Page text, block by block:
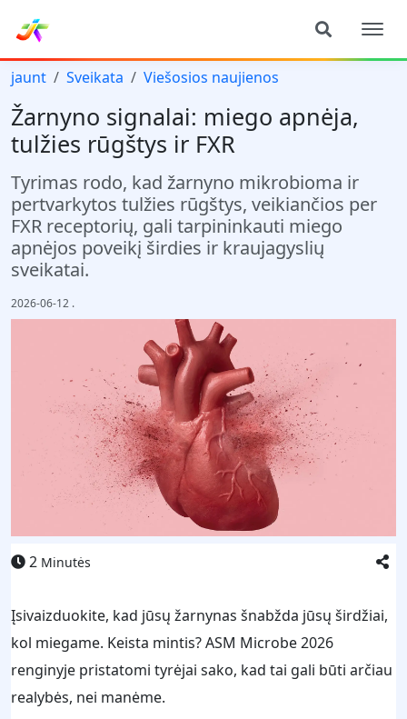
jaunt Sveikata Viešosios naujienos
Žarnyno signalai: miego apnėja,
tulžies rūgštys ir FXR
Tyrimas rodo, kad žarnyno mikrobioma ir
pertvarkytos tulžies rūgštys, veikiančios per
FXR receptorių, gali tarpininkauti miego
apnėjos poveikį širdies ir kraujagyslių
sveikatai.
2026-06-12 .
2 Minutės
Įsivaizduokite, kad jūsų žarnynas šnabžda jūsų širdžiai,
kol miegame. Keista mintis? ASM Microbe 2026
renginyje pristatomi tyrėjai sako, kad tai gali būti arčiau
realybės, nei manėme.